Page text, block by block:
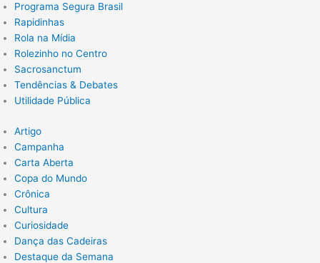
Programa Segura Brasil
Rapidinhas
Rola na Mídia
Rolezinho no Centro
Sacrosanctum
Tendências & Debates
Utilidade Pública
Artigo
Campanha
Carta Aberta
Copa do Mundo
Crônica
Cultura
Curiosidade
Dança das Cadeiras
Destaque da Semana